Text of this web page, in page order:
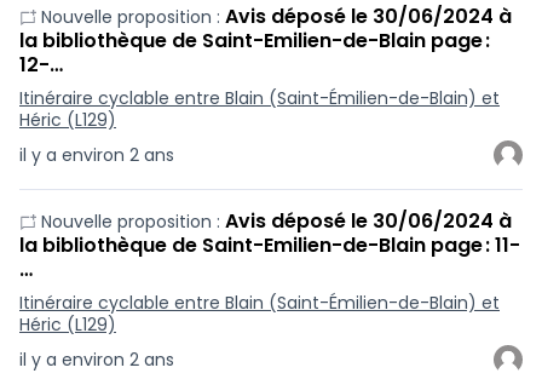
il y a environ 2 ans
Nouvelle proposition : Avis déposé le 30/06/2024 à
la bibliothèque de Saint-Emilien-de-Blain page :
12-…
Itinéraire cyclable entre Blain (Saint-Émilien-de-Blain) et
Héric (L129)
il y a environ 2 ans
Nouvelle proposition : Avis déposé le 30/06/2024 à
la bibliothèque de Saint-Emilien-de-Blain page : 11-
…
Itinéraire cyclable entre Blain (Saint-Émilien-de-Blain) et
Héric (L129)